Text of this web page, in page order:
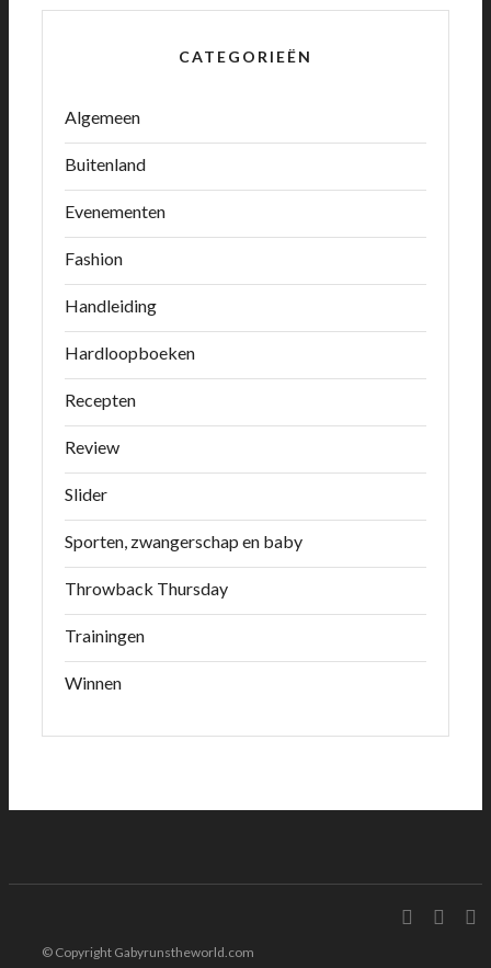
CATEGORIEËN
Algemeen
Buitenland
Evenementen
Fashion
Handleiding
Hardloopboeken
Recepten
Review
Slider
Sporten, zwangerschap en baby
Throwback Thursday
Trainingen
Winnen
© Copyright Gabyrunstheworld.com